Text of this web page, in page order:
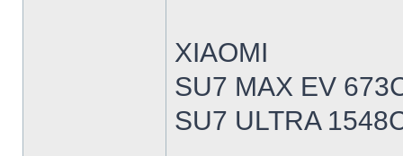
XIAOMI
SU7 MAX EV
SU7 ULTRA